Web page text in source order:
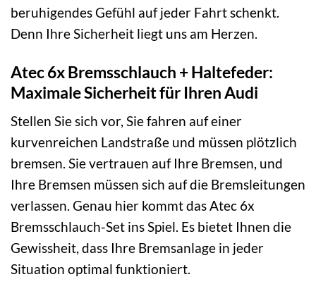
beruhigendes Gefühl auf jeder Fahrt schenkt.
Denn Ihre Sicherheit liegt uns am Herzen.
Atec 6x Bremsschlauch + Haltefeder:
Maximale Sicherheit für Ihren Audi
Stellen Sie sich vor, Sie fahren auf einer
kurvenreichen Landstraße und müssen plötzlich
bremsen. Sie vertrauen auf Ihre Bremsen, und
Ihre Bremsen müssen sich auf die Bremsleitungen
verlassen. Genau hier kommt das Atec 6x
Bremsschlauch-Set ins Spiel. Es bietet Ihnen die
Gewissheit, dass Ihre Bremsanlage in jeder
Situation optimal funktioniert.